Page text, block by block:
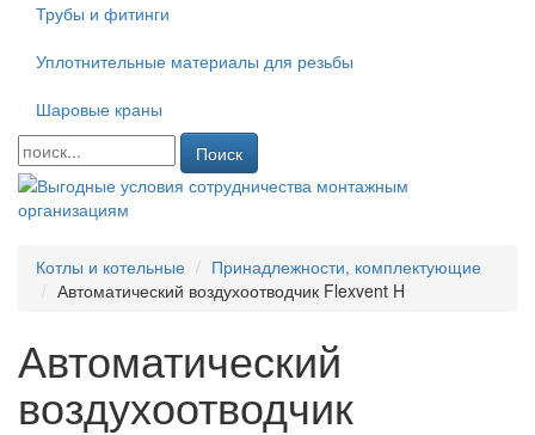
Трубы и фитинги
Уплотнительные материалы для резьбы
Шаровые краны
Поиск
Котлы и котельные
Принадлежности, комплектующие
Автоматический воздухоотводчик Flexvent H
Автоматический
воздухоотводчик